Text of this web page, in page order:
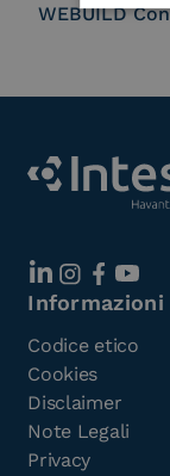
WEBUILD
Informazioni
Codice etico
Cookies
Disclaimer
Note Legali
Privacy